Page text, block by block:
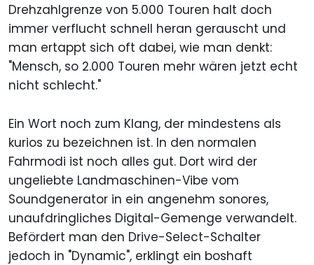
Drehzahlgrenze von 5.000 Touren halt doch
immer verflucht schnell heran gerauscht und
man ertappt sich oft dabei, wie man denkt:
"Mensch, so 2.000 Touren mehr wären jetzt echt
nicht schlecht."
Ein Wort noch zum Klang, der mindestens als
kurios zu bezeichnen ist. In den normalen
Fahrmodi ist noch alles gut. Dort wird der
ungeliebte Landmaschinen-Vibe vom
Soundgenerator in ein angenehm sonores,
unaufdringliches Digital-Gemenge verwandelt.
Befördert man den Drive-Select-Schalter
jedoch in "Dynamic", erklingt ein boshaft